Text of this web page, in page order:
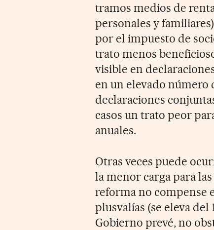
tramos medios de
personales y
por el impuesto de
trato menos
visible en
en un elevado número
declaraciones
casos un trato peor
anuales.
Otras veces puede
la menor carga para
reforma no compense
plusvalías (se eleva del
Gobierno prevé, no